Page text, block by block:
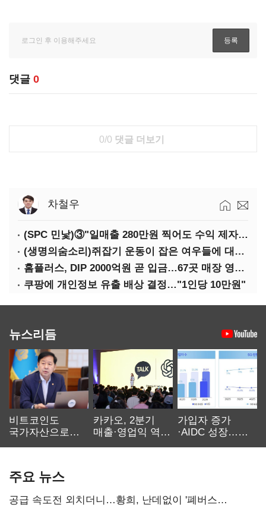
댓글 0
0/0 댓글 더보기
차철우
(SPC 민낯)③"일매출 280만원 찍어도 수익 제자리"…점주 울리는 '상시 할인'
(생명의숨소리)쥐잡기 운동이 잡은 여우들에 대하여
홈플러스, DIP 2000억원 곧 입금…67곳 매장 영업 재개 예정
쿠팡에 개인정보 유출 배상 결정…"1인당 10만원"
뉴스리듬
비트코인도
국가자산으로…'
카카오, 2분기
매출·영업익 역대
가입자 증가
·AIDC 성장…
주요 뉴스
공급 속도전 외치더니…황희, 난데없이 '폐버스